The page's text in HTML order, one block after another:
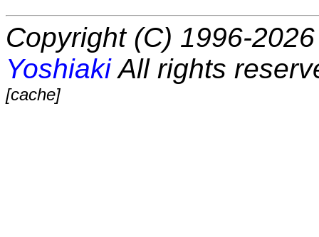
Copyright (C) 1996-
YoshiakiAll rights
[cache]